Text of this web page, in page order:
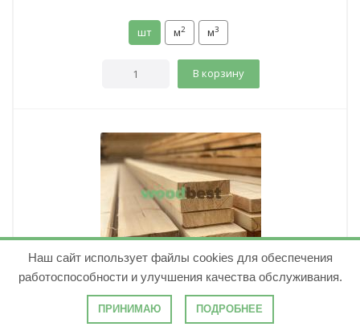
шт м2 м3
В корзину
Доска обрезная естественной влажности
50х150х3000 осина Сорт 1 ГОСТ
Количество в м³:44.44
Наш сайт использует файлы cookies для обеспечения
работоспособности и улучшения качества обслуживания.
ПРИНИМАЮ ПОДРОБНЕЕ